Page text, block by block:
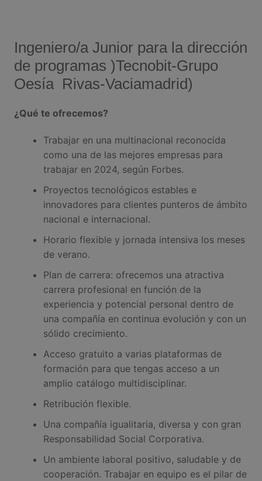
Ingeniero/a Junior para la dirección
de programas )Tecnobit-Grupo
Oesía Rivas-Vaciamadrid)
¿Qué te ofrecemos?
Trabajar en una multinacional reconocida
como una de las mejores empresas para
trabajar en 2024, según Forbes.
Proyectos tecnológicos estables e
innovadores para clientes punteros de ámbito
nacional e internacional.
Horario flexible y jornada intensiva los meses
de verano.
Plan de carrera: ofrecemos una atractiva
carrera profesional en función de la
experiencia y potencial personal dentro de
una compañía en continua evolución y con un
sólido crecimiento.
Acceso gratuito a varias plataformas de
formación para que tengas acceso a un
amplio catálogo multidisciplinar.
Retribución flexible.
Una compañía igualitaria, diversa y con gran
Responsabilidad Social Corporativa.
Un ambiente laboral positivo, saludable y de
cooperación. Trabajar en equipo es el pilar de